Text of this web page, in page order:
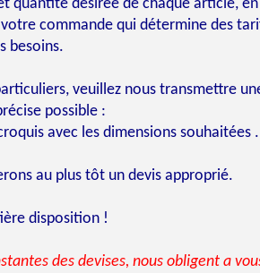
quantité désirée de chaque article,
commande qui détermine des
besoins.
veuillez nous transmettre
possible :
avec les dimensions souhaitées
au plus tôt un devis approprié.
disposition !
des devises, nous obligent a